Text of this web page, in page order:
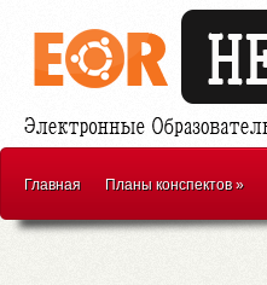
Главная Планы конспектов»